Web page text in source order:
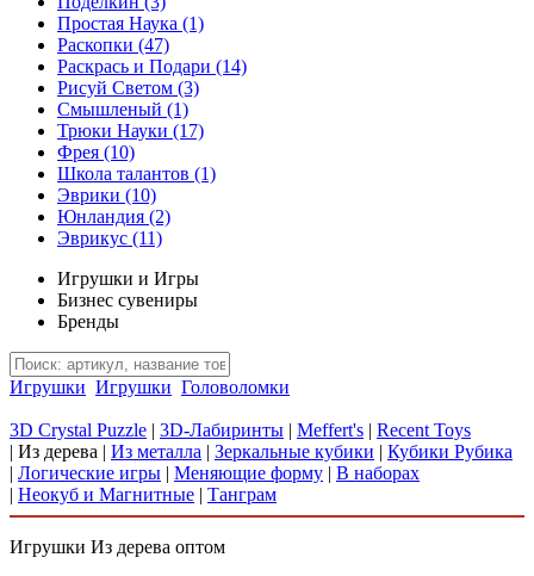
Простая Наука (1)
Раскопки (47)
Раскрась и Подари (14)
Рисуй Светом (3)
Смышленый (1)
Трюки Науки (17)
Фрея (10)
Школа талантов (1)
Эврики (10)
Юнландия (2)
Эврикус (11)
Игрушки и Игры
Бизнес сувениры
Бренды
Игрушки Игрушки Головоломки
3D Crystal Puzzle | 3D-Лабиринты | Meffert's | Recent Toys
| Из дерева | Из металла | Зеркальные кубики | Кубики Рубика
| Логические игры | Меняющие форму | В наборах
| Неокуб и Магнитные | Танграм
Игрушки Из дерева оптом